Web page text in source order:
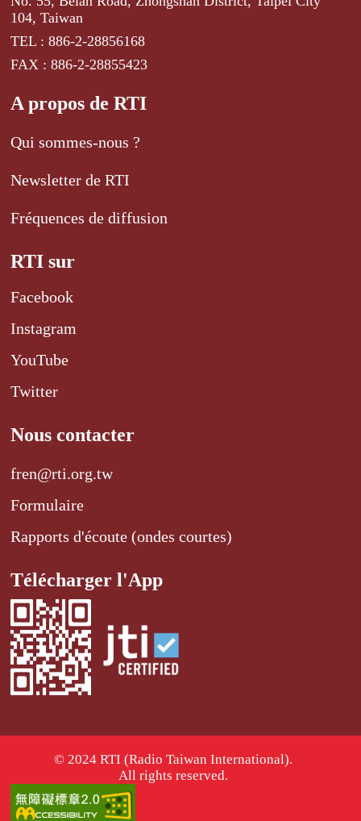
104, Taiwan
TEL : 886-2-28856168
FAX : 886-2-28855423
A propos de RTI
Qui sommes-nous ?
Newsletter de RTI
Fréquences de diffusion
RTI sur
Facebook
Instagram
YouTube
Twitter
Nous contacter
fren@rti.org.tw
Formulaire
Rapports d'écoute (ondes courtes)
Télécharger l'App
© 2024 RTI (Radio Taiwan International).
All rights reserved.